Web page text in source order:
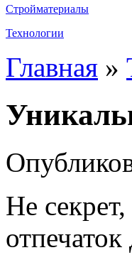
Стройматериалы
Технологии
Главная »
Не